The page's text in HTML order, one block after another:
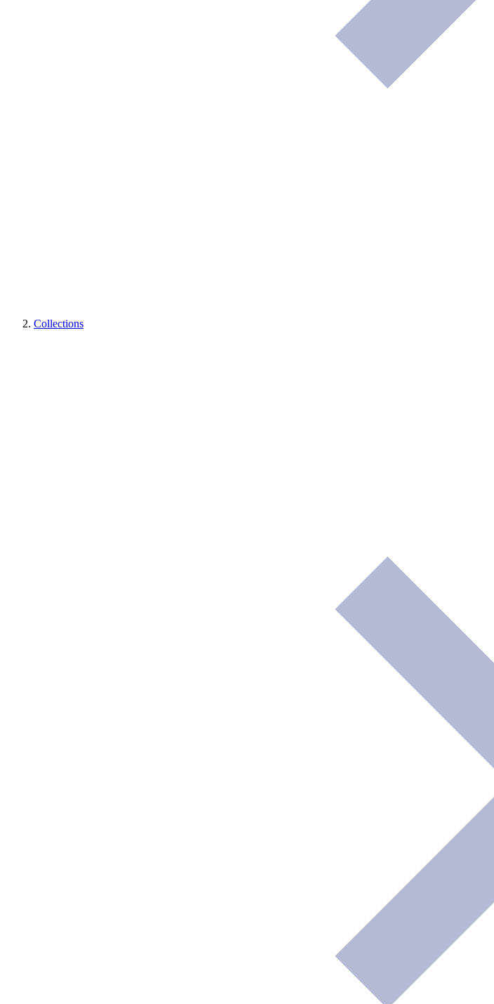
Collections